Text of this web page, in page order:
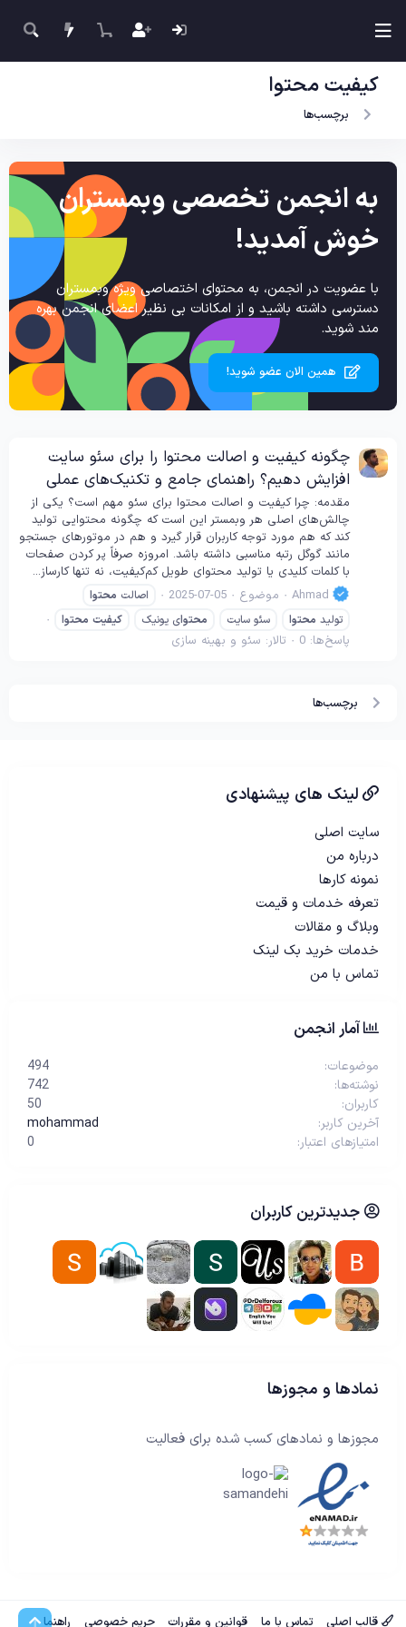
کیفیت محتوا
برچسب‌ها
به انجمن تخصصی وبمستران
خوش آمدید!
با عضویت در انجمن، به محتوای اختصاصی ویژه وبمستران
دسترسی داشته باشید و از امکانات بی نظیر اعضای انجمن بهره
مند شوید.
همین الان عضو شوید!
چگونه کیفیت و اصالت محتوا را برای سئو سایت
افزایش دهیم؟ راهنمای جامع و تکنیک‌های عملی
مقدمه: چرا کیفیت و اصالت محتوا برای سئو مهم است؟ یکی از
چالش‌های اصلی هر وبمستر این است که چگونه محتوایی تولید
کند که هم مورد توجه کاربران قرار گیرد و هم در موتورهای جستجو
مانند گوگل رتبه مناسبی داشته باشد. امروزه صرفاً پر کردن صفحات
با کلمات کلیدی یا تولید محتوای طویل کم‌کیفیت، نه تنها کارساز...
Ahmad
موضوع 2025-07-05 اصالت محتوا
تولید محتوا سئو سایت محتوای یونیک کیفیت محتوا
پاسخ‌ها: 0 تالار: سئو و بهینه سازی
برچسب‌ها
لینک های پیشنهادی
سایت اصلی
درباره من
نمونه کارها
تعرفه خدمات و قیمت
وبلاگ و مقالات
خدمات خرید بک لینک
تماس با من
آمار انجمن
موضوعات
494
نوشته‌ها
742
کاربران
50
آخرین کاربر
mohammad
امتیازهای اعتبار
0
جدیدترین کاربران
نمادها و مجوزها
مجوزها و نمادهای کسب شده برای فعالیت
قالب اصلی تماس با ما قوانین و مقررات حریم خصوصی راهنما